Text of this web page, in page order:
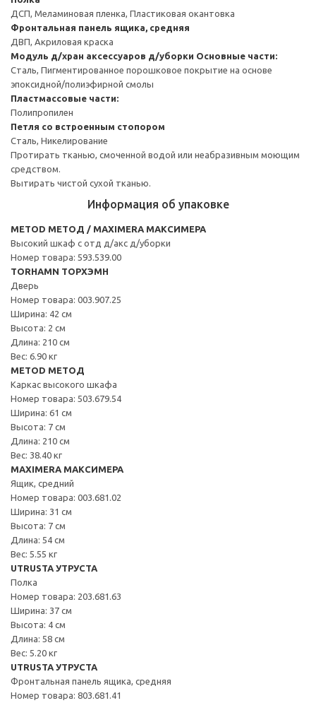
ДСП, Меламиновая пленка, Пластиковая окантовка
Фронтальная панель ящика, средняя
ДВП, Акриловая краска
Модуль д/хран аксессуаров д/уборки Основные части:
Сталь, Пигментированное порошковое покрытие на основе
эпоксидной/полиэфирной смолы
Пластмассовые части:
Полипропилен
Петля со встроенным стопором
Сталь, Никелирование
Протирать тканью, смоченной водой или неабразивным моющим
средством.
Вытирать чистой сухой тканью.
Информация об упаковке
METOD МЕТОД / MAXIMERA МАКСИМЕРА
Высокий шкаф с отд д/акс д/уборки
Номер товара: 593.539.00
TORHAMN ТОРХЭМН
Дверь
Номер товара: 003.907.25
Ширина: 42 см
Высота: 2 см
Длина: 210 см
Вес: 6.90 кг
METOD МЕТОД
Каркас высокого шкафа
Номер товара: 503.679.54
Ширина: 61 см
Высота: 7 см
Длина: 210 см
Вес: 38.40 кг
MAXIMERA МАКСИМЕРА
Ящик, средний
Номер товара: 003.681.02
Ширина: 31 см
Высота: 7 см
Длина: 54 см
Вес: 5.55 кг
UTRUSTA УТРУСТА
Полка
Номер товара: 203.681.63
Ширина: 37 см
Высота: 4 см
Длина: 58 см
Вес: 5.20 кг
UTRUSTA УТРУСТА
Фронтальная панель ящика, средняя
Номер товара: 803.681.41